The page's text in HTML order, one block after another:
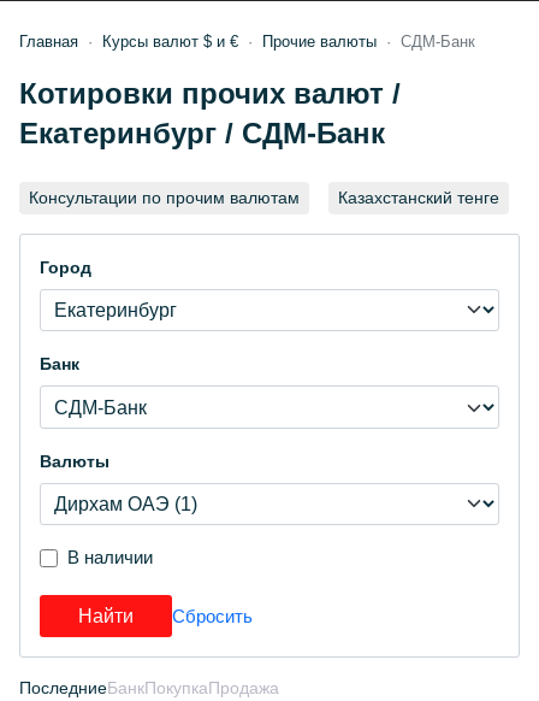
Главная Курсы валют $ и € Прочие валюты СДМ-Банк
Котировки прочих валют /
Екатеринбург / СДМ-Банк
Консультации по прочим валютам Казахстанский тенге
Город
Банк
Валюты
В наличии
ПоследниеБанкПокупкаПродажа